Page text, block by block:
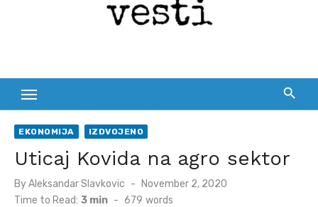
EKONOMIJA IZDVOJENO
Uticaj Kovida na agro sektor
ByAleksandar Slavkovic
Posted
on
November 2, 2020
Time to Read: 3 min - 679 words